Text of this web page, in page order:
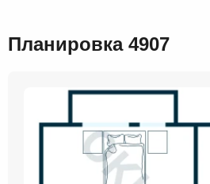
Планировка 4907